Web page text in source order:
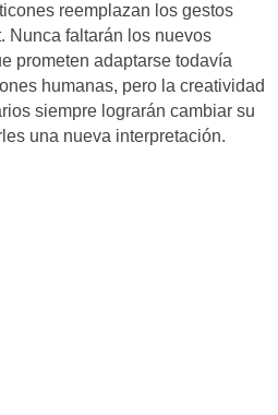
reemplazan los gestos
Nunca faltarán los nuevos
prometen adaptarse todavía
humanas, pero la creatividad
siempre lograrán cambiar su
una nueva interpretación.